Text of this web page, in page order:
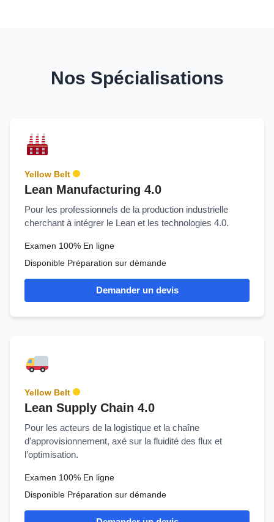
Nos Spécialisations
Yellow Belt
Lean Manufacturing 4.0
Pour les professionnels de la production industrielle
cherchant à intégrer le Lean et les technologies 4.0.
Examen 100% En ligne
Disponible Préparation sur démande
Demander un devis
Yellow Belt
Lean Supply Chain 4.0
Pour les acteurs de la logistique et la chaîne
d'approvisionnement, axé sur la fluidité des flux et
l’optimisation.
Examen 100% En ligne
Disponible Préparation sur démande